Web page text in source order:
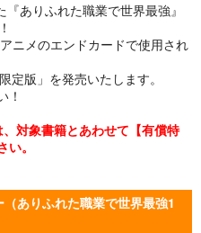
ありふれた職業で世界最強』
ニメのエンドカードで使用され
定版」を発売いたします。
！
対象書籍とあわせて【有償特
。
ありふれた職業で世界最強1